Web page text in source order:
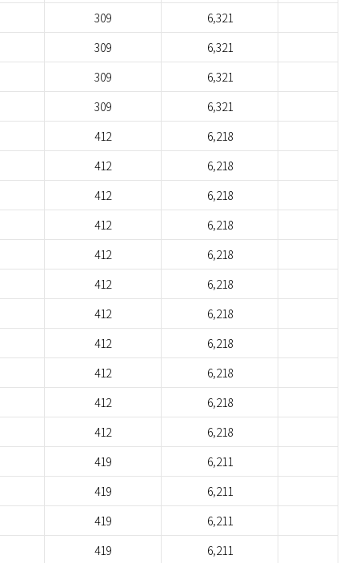
309
6,321
309
6,321
309
6,321
309
6,321
412
6,218
412
6,218
412
6,218
412
6,218
412
6,218
412
6,218
412
6,218
412
6,218
412
6,218
412
6,218
412
6,218
419
6,211
419
6,211
419
6,211
419 6,211